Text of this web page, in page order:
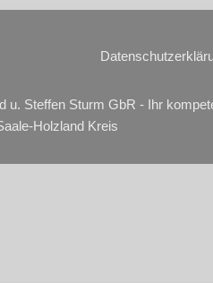
u. Steffen Sturm GbR - Ihr
Holzland Kreis